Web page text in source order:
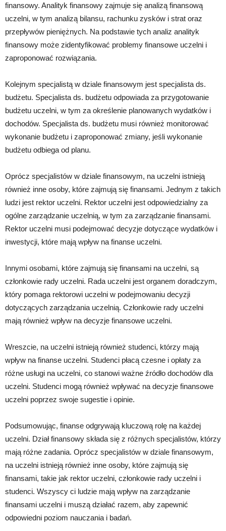
finansowy. Analityk finansowy zajmuje się analizą finansową
uczelni, w tym analizą bilansu, rachunku zysków i strat oraz
przepływów pieniężnych. Na podstawie tych analiz analityk
finansowy może zidentyfikować problemy finansowe uczelni i
zaproponować rozwiązania.
Kolejnym specjalistą w dziale finansowym jest specjalista ds.
budżetu. Specjalista ds. budżetu odpowiada za przygotowanie
budżetu uczelni, w tym za określenie planowanych wydatków i
dochodów. Specjalista ds. budżetu musi również monitorować
wykonanie budżetu i zaproponować zmiany, jeśli wykonanie
budżetu odbiega od planu.
Oprócz specjalistów w dziale finansowym, na uczelni istnieją
również inne osoby, które zajmują się finansami. Jednym z takich
ludzi jest rektor uczelni. Rektor uczelni jest odpowiedzialny za
ogólne zarządzanie uczelnią, w tym za zarządzanie finansami.
Rektor uczelni musi podejmować decyzje dotyczące wydatków i
inwestycji, które mają wpływ na finanse uczelni.
Innymi osobami, które zajmują się finansami na uczelni, są
członkowie rady uczelni. Rada uczelni jest organem doradczym,
który pomaga rektorowi uczelni w podejmowaniu decyzji
dotyczących zarządzania uczelnią. Członkowie rady uczelni
mają również wpływ na decyzje finansowe uczelni.
Wreszcie, na uczelni istnieją również studenci, którzy mają
wpływ na finanse uczelni. Studenci płacą czesne i opłaty za
różne usługi na uczelni, co stanowi ważne źródło dochodów dla
uczelni. Studenci mogą również wpływać na decyzje finansowe
uczelni poprzez swoje sugestie i opinie.
Podsumowując, finanse odgrywają kluczową rolę na każdej
uczelni. Dział finansowy składa się z różnych specjalistów, którzy
mają różne zadania. Oprócz specjalistów w dziale finansowym,
na uczelni istnieją również inne osoby, które zajmują się
finansami, takie jak rektor uczelni, członkowie rady uczelni i
studenci. Wszyscy ci ludzie mają wpływ na zarządzanie
finansami uczelni i muszą działać razem, aby zapewnić
odpowiedni poziom nauczania i badań.